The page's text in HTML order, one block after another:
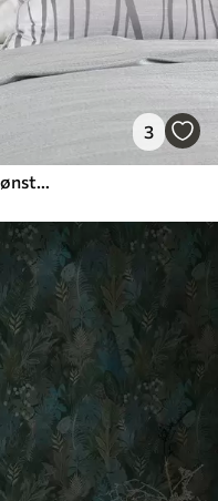
3
Grafiske ahornblade i sølvfarvet mønster på grå baggrund